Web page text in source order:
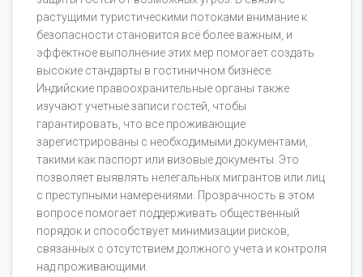
растущими туристическими потоками внимание к
безопасности становится всё более важным, и
эффектное выполнение этих мер помогает создать
высокие стандарты в гостиничном бизнесе.
Индийские правоохранительные органы также
изучают учетные записи гостей, чтобы
гарантировать, что все проживающие
зарегистрированы с необходимыми документами,
такими как паспорт или визовые документы. Это
позволяет выявлять нелегальных мигрантов или лиц
с преступными намерениями. Прозрачность в этом
вопросе помогает поддерживать общественный
порядок и способствует минимизации рисков,
связанных с отсутствием должного учета и контроля
над проживающими.